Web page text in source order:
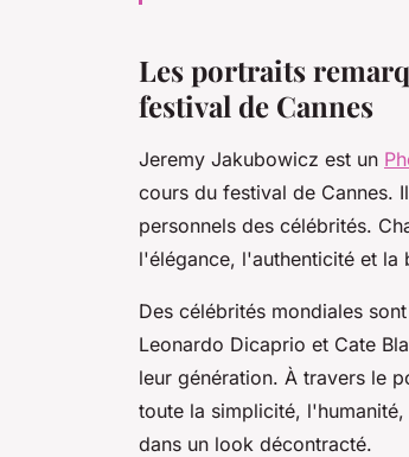
Les portraits
festival de Cannes
Jeremy Jakubowicz est un
cours du festival de Cannes.
personnels des célébrités.
l'élégance, l'authenticité et la
Des célébrités mondiales
Leonardo Dicaprio et Cate
leur génération. À travers le
toute la simplicité,
dans un look décontracté.